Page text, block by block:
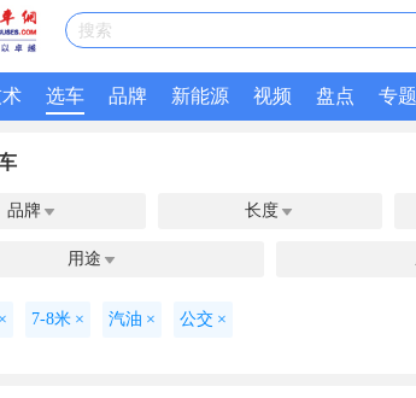
搜索
选车 品牌 新能源 视频 盘点 专题
品牌  长度
用途 
7-8米 × 汽油 × 公交 ×